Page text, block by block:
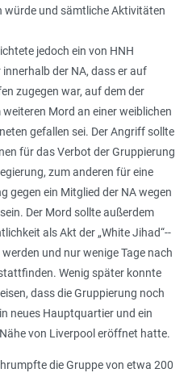
würde und sämtliche Aktivitäten
jedoch ein von HNH
der NA, dass er auf
zugegen war, auf dem der
Mord an einer weiblichen
gefallen sei. Der Angriff sollte
für das Verbot der Gruppierung
zum anderen für eine
gegen ein Mitglied der NA wegen
Der Mord sollte außerdem
als Akt der „White Jihad“-­
und nur wenige Tage nach
Wenig später konnte
dass die Gruppierung noch
neues Hauptquartier und ein
von Liverpool eröffnet hatte.
die Gruppe von etwa 200